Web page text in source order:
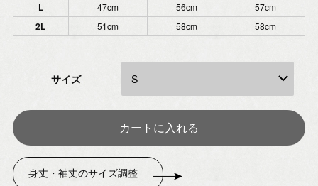
L 47cm 56cm 57cm
2L 51cm 58cm 58cm
サイズ
身丈・袖丈のサイズ調整